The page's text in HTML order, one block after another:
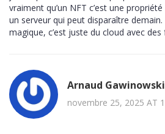
vraiment qu’un NFT c’est une
un serveur qui peut disparaître demain.
magique, c’est juste du cloud avec
Arnaud Gawinowski
novembre 25, 2025 AT